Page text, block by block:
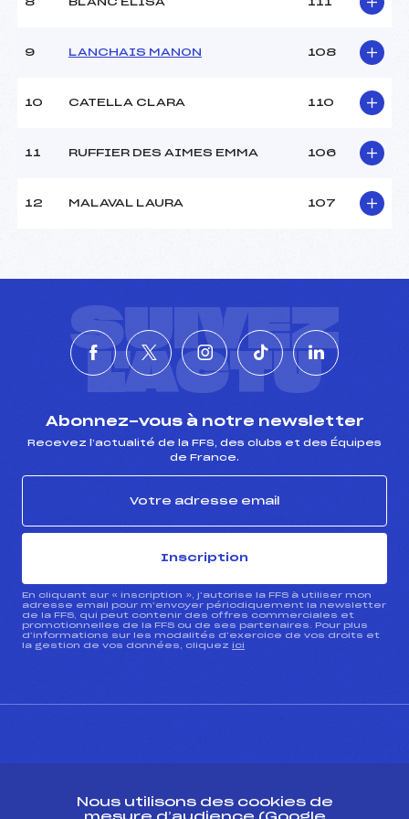
8 BLANC ELISA 111
9 LANCHAIS MANON 108
10 CATELLA CLARA 110
11 RUFFIER DES AIMES EMMA 106
12 MALAVAL LAURA 107
SUIVEZ
L'ACTU
Abonnez-vous à notre newsletter
Recevez l’actualité de la FFS, des clubs et des Équipes
de France.
Inscription
En cliquant sur « inscription », j’autorise la FFS à utiliser mon
adresse email pour m’envoyer périodiquement la newsletter
de la FFS, qui peut contenir des offres commerciales et
promotionnelles de la FFS ou de ses partenaires. Pour plus
d’informations sur les modalités d’exercice de vos droits et
la gestion de vos données, cliquez ici
Nous utilisons des cookies de